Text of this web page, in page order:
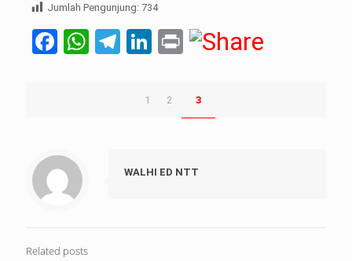
Jumlah Pengunjung: 734
Facebook
WhatsApp
Telegram
LinkedIn
Print
1 2 3
WALHI ED NTT
Related posts